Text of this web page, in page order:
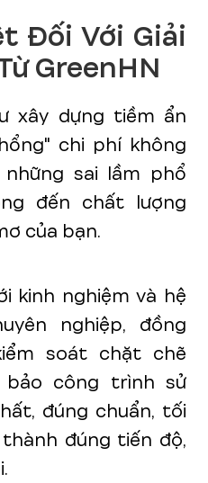
Đối Với Giải
GreenHN
xây dựng tiềm ẩn
chi phí không
sai lầm phổ
đến chất lượng
của bạn.
kinh nghiệm và hệ
nghiệp, đồng
soát chặt chẽ
công trình sử
đúng chuẩn, tối
đúng tiến độ,